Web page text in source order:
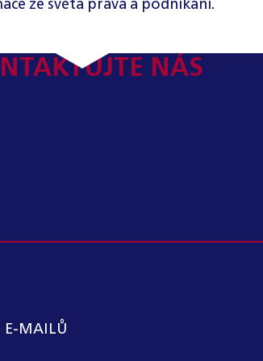
ze světa práva a podnikání.
NÁS
E-MAILŮ